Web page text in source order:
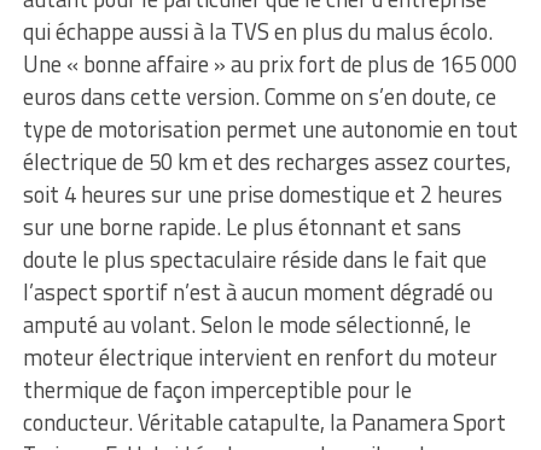
qui échappe aussi à la TVS en plus du malus écolo.
Une « bonne affaire » au prix fort de plus de 165 000
euros dans cette version. Comme on s’en doute, ce
type de motorisation permet une autonomie en tout
électrique de 50 km et des recharges assez courtes,
soit 4 heures sur une prise domestique et 2 heures
sur une borne rapide. Le plus étonnant et sans
doute le plus spectaculaire réside dans le fait que
l’aspect sportif n’est à aucun moment dégradé ou
amputé au volant. Selon le mode sélectionné, le
moteur électrique intervient en renfort du moteur
thermique de façon imperceptible pour le
conducteur. Véritable catapulte, la Panamera Sport